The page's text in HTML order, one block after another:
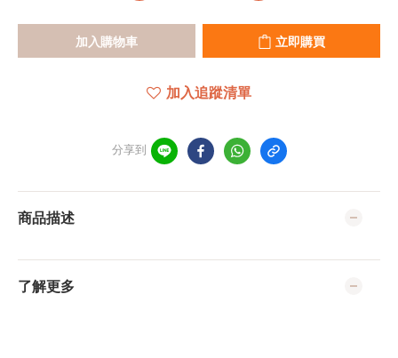
加入購物車 立即購買
加入追蹤清單
分享到
商品描述
了解更多